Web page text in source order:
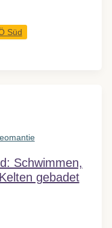
Süd
Schwimmen,
gebadet